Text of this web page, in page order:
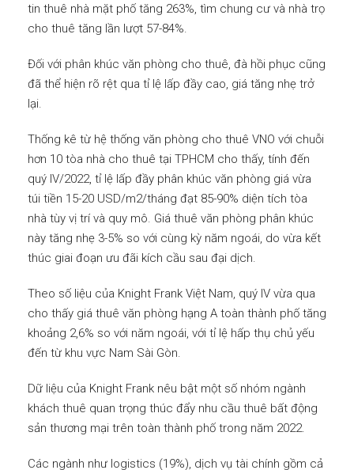
tin thuê nhà mặt phố tăng 263%, tìm chung cư và nhà trọ
cho thuê tăng lần lượt 57-84%.
Đối với phân khúc văn phòng cho thuê, đà hồi phục cũng
đã thể hiện rõ rệt qua tỉ lệ lấp đầy cao, giá tăng nhẹ trở
lại.
Thống kê từ hệ thống văn phòng cho thuê VNO với chuỗi
hơn 10 tòa nhà cho thuê tại TPHCM cho thấy, tính đến
quý IV/2022, tỉ lệ lấp đầy phân khúc văn phòng giá vừa
túi tiền 15-20 USD/m2/tháng đạt 85-90% diện tích tòa
nhà tùy vị trí và quy mô. Giá thuê văn phòng phân khúc
này tăng nhẹ 3-5% so với cùng kỳ năm ngoái, do vừa kết
thúc giai đoạn ưu đãi kích cầu sau đại dịch.
Theo số liệu của Knight Frank Việt Nam, quý IV vừa qua
cho thấy giá thuê văn phòng hạng A toàn thành phố tăng
khoảng 2,6% so với năm ngoái, với tỉ lệ hấp thụ chủ yếu
đến từ khu vực Nam Sài Gòn.
Dữ liệu của Knight Frank nêu bật một số nhóm ngành
khách thuê quan trọng thúc đẩy nhu cầu thuê bất động
sản thương mại trên toàn thành phố trong năm 2022.
Các ngành như logistics (19%), dịch vụ tài chính gồm cả